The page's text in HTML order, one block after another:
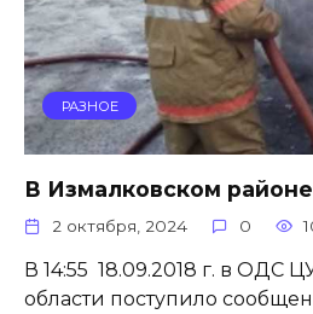
РАЗНОЕ
В Измалковском
2 октября, 2024 0
В 14:55 18.09.2018 г. в ОДС
области поступило